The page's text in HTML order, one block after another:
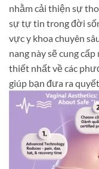
nhằm cải thiện sự
sự tự tin trong đời
vực y khoa chuyên
nang này sẽ cung
thiết nhất về các
giúp bạn đưa ra